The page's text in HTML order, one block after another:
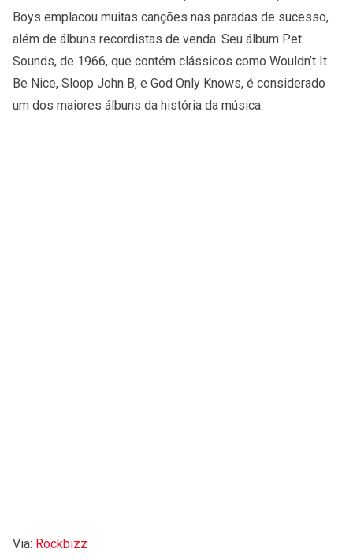
Boys emplacou muitas canções nas paradas de sucesso,
além de álbuns recordistas de venda. Seu álbum Pet
Sounds, de 1966, que contém clássicos como Wouldn’t It
Be Nice, Sloop John B, e God Only Knows, é considerado
um dos maiores álbuns da história da música.
Via: Rockbizz